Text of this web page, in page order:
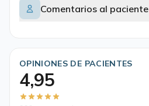
Comentarios al paciente
OPINIONES DE PACIENTES
4,95